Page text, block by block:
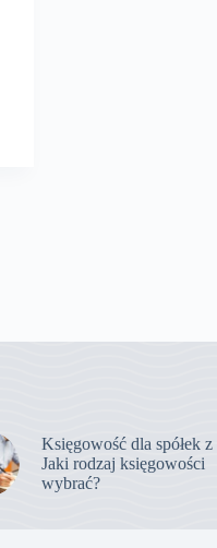
Księgowość dla spółek
Jaki rodzaj księgowości
wybrać?